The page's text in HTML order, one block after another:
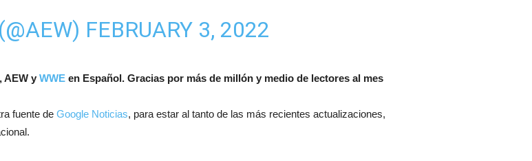
FEBRUARY 3, 2022
AEW y WWE en Español. Gracias por más de millón y medio de lectores al mes
fuente de Google Noticias, para estar al tanto de las más recientes actualizaciones,